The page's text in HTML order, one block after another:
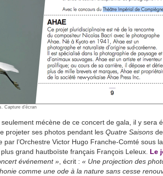
Capture d’écran
seulement mécène de ce concert de gala, il y sera
projeter ses photos pendant les Quatre Saisons de
par l’Orchestre Victor Hugo Franche-Comté sous
grand hautboïste français François Leleux. Le
événement », écrit : « Une projection des
comme une ode à la nature sans cesse